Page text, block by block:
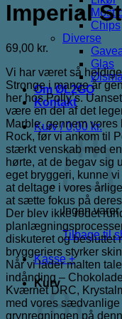
Most
Chips
Diverse
Glas
Om ØL2GO
Kontakt
Kurv /0,00kr.
Ingen varer
Tilbage til
Kasse +
Kurv
Imperial
69,00 kr.
Vi har været så
Stronge i mange år
her hos Polly’s.
være en del af det
Marble, gennem
Rock, før vi ankom til
stærkt venskab med
hørte, at de begav sig
eget bryggeri, kunne
at deltage i vores
at sætte fokus på
Der blev ikke rodet
diskuteret og besluttet
bryggeriers styrker
Når vi lader malten
indånding –
Kværnet DRC,
med vores sædvanlige
grynregningen på